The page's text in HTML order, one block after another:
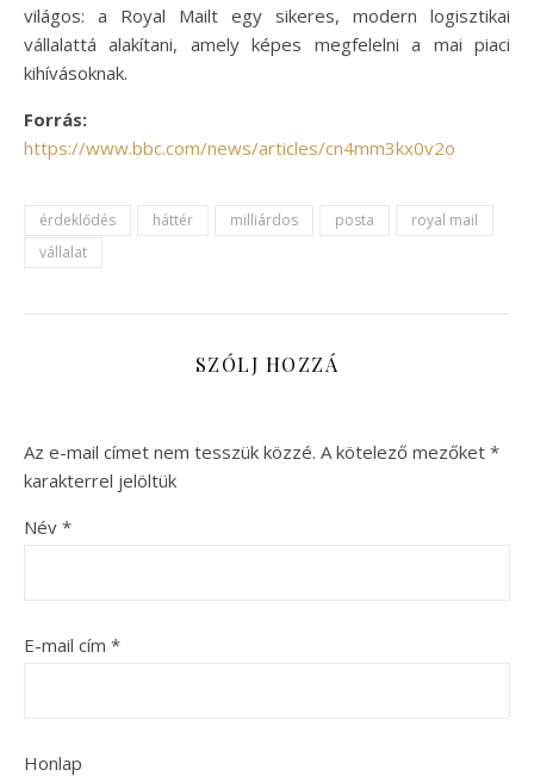
világos: a Royal Mailt egy sikeres, modern logisztikai
vállalattá alakítani, amely képes megfelelni a mai piaci
kihívásoknak.
Forrás:
https://www.bbc.com/news/articles/cn4mm3kx0v2o
érdeklődés háttér milliárdos posta
royal mail
vállalat
SZÓLJ HOZZÁ
Az e-mail címet nem tesszük közzé. A kötelező mezőket *
karakterrel jelöltük
Név *
E-mail cím *
Honlap